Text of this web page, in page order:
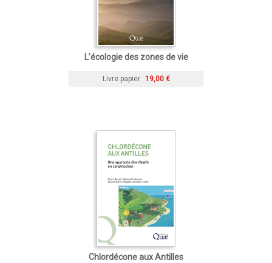
L’écologie des zones de vie
Livre papier 19,00 €
Chlordécone aux Antilles